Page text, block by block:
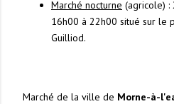
Marché nocturne (agricole) :
16h00 à 22h00 situé sur le
Guilliod.
Marché de la ville de Morne-à-